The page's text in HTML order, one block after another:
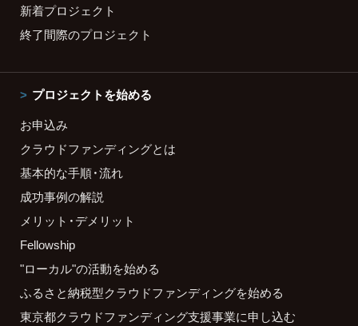
新着プロジェクト
終了間際のプロジェクト
プロジェクトを始める
お申込み
クラウドファンディングとは
基本的な手順・流れ
成功事例の解説
メリット・デメリット
Fellowship
"ローカル"の活動を始める
ふるさと納税型クラウドファンディングを始める
東京都クラウドファンディング支援事業に申し込む